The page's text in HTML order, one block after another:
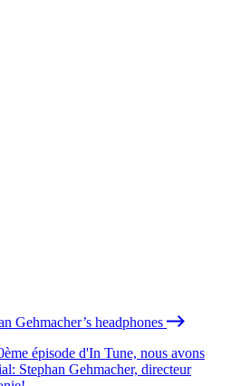
Gehmacher’s headphones
épisode d'In Tune, nous avons
Stephan Gehmacher, directeur